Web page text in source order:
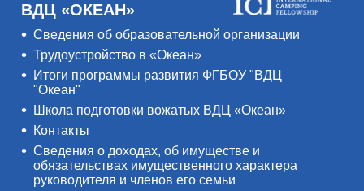
ВДЦ «ОКЕАН»
Сведения об образовательной организации
Трудоустройство в «Океан»
Итоги программы развития ФГБОУ "ВДЦ
"Океан"
Школа подготовки вожатых ВДЦ «Океан»
Контакты
Сведения о доходах, об имуществе и
обязательствах имущественного характера
руководителя и членов его семьи